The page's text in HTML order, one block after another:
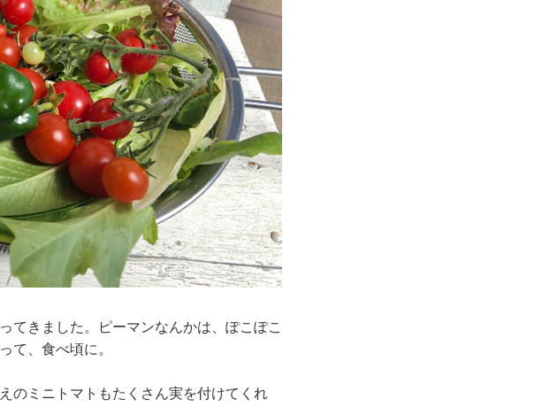
てきました。ピーマンなんかは、ぽこぽこ
て、食べ頃に。
のミニトマトもたくさん実を付けてくれ